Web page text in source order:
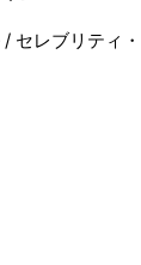
/ セレブリティ